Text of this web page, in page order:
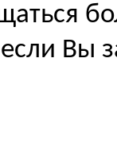
Вы